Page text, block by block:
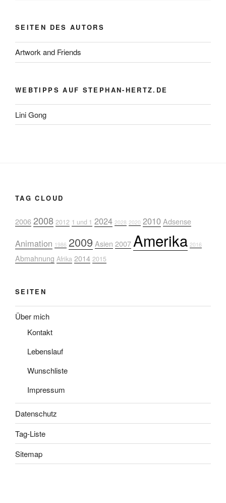
SEITEN DES AUTORS
Artwork and Friends
WEBTIPPS AUF STEPHAN-HERTZ.DE
Lini Gong
TAG CLOUD
20062008 2012 1 und 1 2024 2028 2020 2010 Adsense
Animation 1986 2009 Asien 2007 Amerika 2016
Abmahnung Afrika 2014 2015
SEITEN
Über mich
Kontakt
Lebenslauf
Wunschliste
Impressum
Datenschutz
Tag-Liste
Sitemap